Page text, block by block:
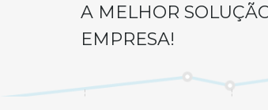
A MELHOR
EMPRESA!